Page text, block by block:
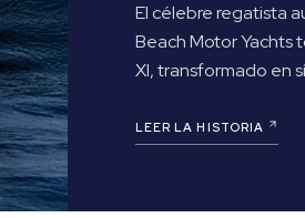
El célebre regatista
Beach Motor Yachts
XI, transformado en
LEER LA HISTORIA